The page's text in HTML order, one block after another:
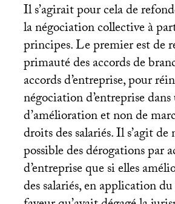
Il s’agirait pour cela de
la négociation collective à
principes. Le premier est de
primauté des accords de
accords d’entreprise, pour
négociation d’entreprise
d’amélioration et non de
droits des salariés. Il s’agit de
possible des dérogations par
d’entreprise que si elles
des salariés, en application